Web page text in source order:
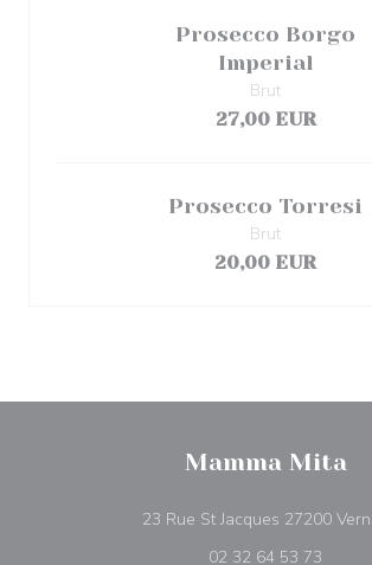
Prosecco Borgo
Imperial
Brut
27,00 EUR
Prosecco Torresi
Brut
20,00 EUR
Mamma Mita
23 Rue St Jacques 27200
02 32 64 53 73